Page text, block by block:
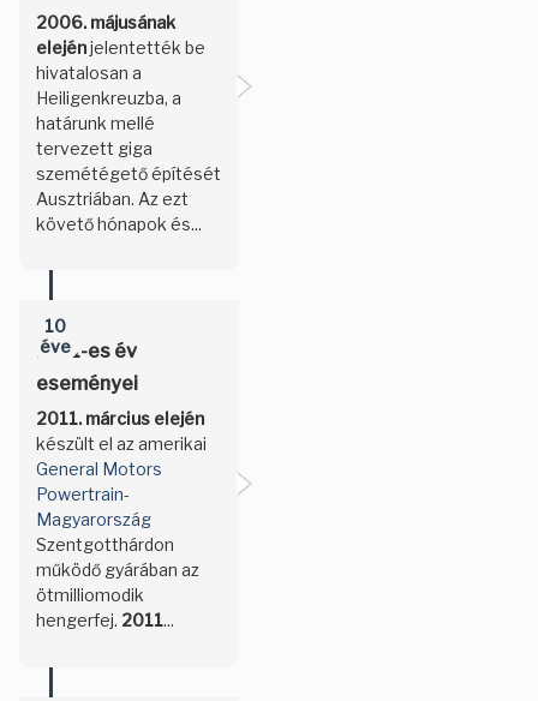
2006. májusának
elejénjelentették be
hivatalosan a
Heiligenkreuzba, a
határunk mellé
tervezett giga
szemétégető építését
Ausztriában. Az ezt
követő hónapok és...
10
éve
2011-es év
eseményei
2011. március elején
készült el az amerikai
General Motors
Powertrain-
Magyarország
Szentgotthárdon
működő gyárában az
ötmilliomodik
hengerfej. 2011...